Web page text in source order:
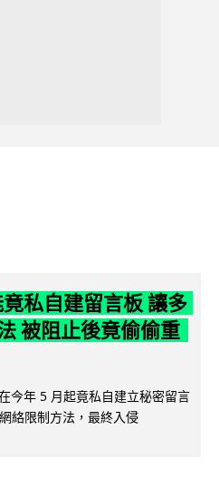
私自建留言板 讓多
被阻止後竟偷偷重
今年 5 月起竟私自建立秘密留言
絡限制方法，最終入侵